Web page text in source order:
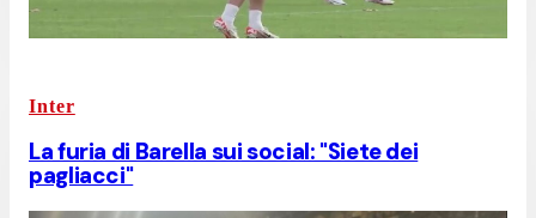
Inter
La furia di Barella sui social: "Siete dei
pagliacci"